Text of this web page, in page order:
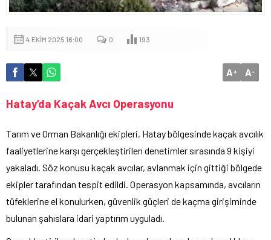
4 EKIM 2025 16:00 0 193
A+ A-
Hatay’da Kaçak Avcı Operasyonu
Tarım ve Orman Bakanlığı ekipleri, Hatay bölgesinde kaçak avcılık
faaliyetlerine karşı gerçekleştirilen denetimler sırasında 9 kişiyi
yakaladı. Söz konusu kaçak avcılar, avlanmak için gittiği bölgede
ekipler tarafından tespit edildi. Operasyon kapsamında, avcıların
tüfeklerine el konulurken, güvenlik güçleri de kaçma girişiminde
bulunan şahıslara idari yaptırım uyguladı.